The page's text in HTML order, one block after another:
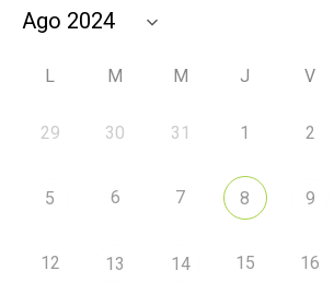
L M M J V
29 30 31 1 2
5 6 7 8 9
12 13 14 15 16